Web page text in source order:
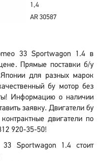
1,4
AR 30587
33 Sportwagon 1.4 в
Прямые поставки б/у
для разных марок
бу мотор без
Информацию о наличии
заявку. Двигатели бу
двигатели по
920-35-50!
33 Sportwagon 1.4 стоит